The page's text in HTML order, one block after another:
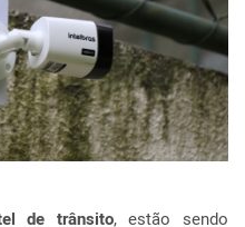
de trânsito, estão sendo